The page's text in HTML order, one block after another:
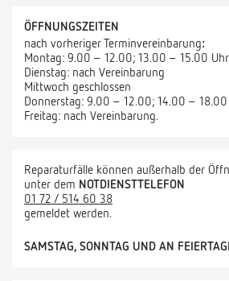
ÖFFNUNGSZEITEN
nach vorheriger Terminvereinbarung:
Montag: 9.00 – 12.00; 13.00 – 15.00 Uhr
Dienstag: nach Vereinbarung
Mittwoch geschlossen
Donnerstag: 9.00 – 12.00; 14.00 –
Freitag: nach Vereinbarung.
Reparaturfälle können außerhalb der
unter dem NOTDIENSTTELEFON
01 72 / 514 60 38
gemeldet werden.
SAMSTAG, SONNTAG UND AN